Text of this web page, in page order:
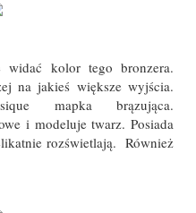
kolor tego bronzera.
na jakieś większe wyjścia.
mapka brązująca.
i modeluje twarz. Posiada
rozświetlają. Również